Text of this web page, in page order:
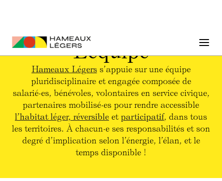
L'équipe
Hameaux Légerss’appuie sur une équipe
pluridisciplinaire et engagée composée de
salarié·es, bénévoles, volontaires en service civique,
partenaires mobilisé·es pour rendre accessible
l’habitat léger, réversible et participatif, dans tous
les territoires. À chacun·e ses responsabilités et son
degré d’implication selon l’énergie, l’élan, et le
temps disponible !